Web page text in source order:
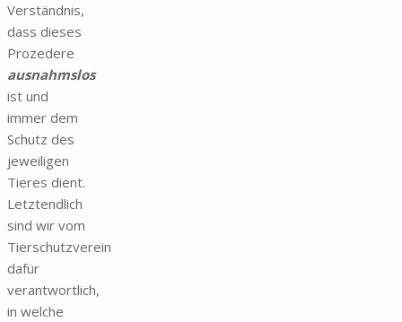
Verständnis,
dass dieses
Prozedere
ausnahmslos
ist und
immer dem
Schutz des
jeweiligen
Tieres dient.
Letztendlich
sind wir vom
Tierschutzverein
dafür
verantwortlich,
in welche